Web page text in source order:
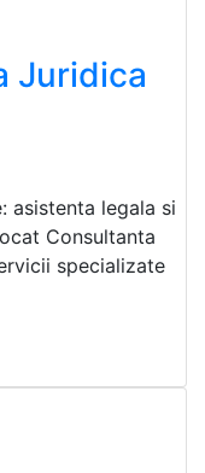
Juridica
asistenta legala si
Consultanta
specializate